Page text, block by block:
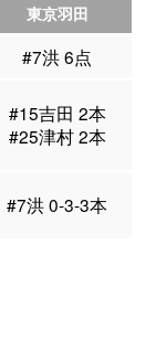
東京羽田
#7洪 6点
#15吉田 2本
#25津村 2本
#7洪 0-3-3本